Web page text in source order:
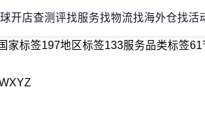
开店查测评找服务找物流找海外仓找活
国家标签197地区标签133服务品类标签61
XYZ